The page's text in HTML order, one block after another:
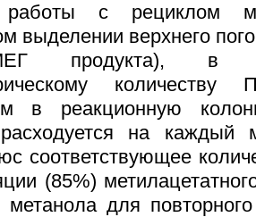
работы с рециклом
выделении верхнего
продукта), в
в реакционную
на каждый
соответствующее
(85%)
метанола для